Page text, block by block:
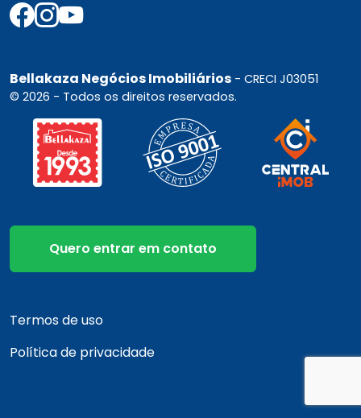
Bellakaza Negócios Imobiliários - CRECI J03051
© 2026 - Todos os direitos reservados.
Quero entrar em contato
Termos de uso
Política de privacidade